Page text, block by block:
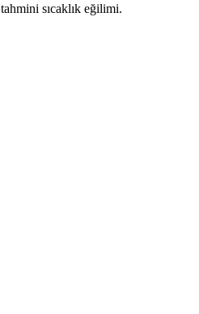
sıcaklık eğilimi.